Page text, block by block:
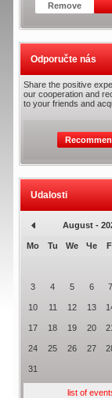
Remove
Odporučte nás
Share the positive
our cooperation and
to your friends and
Udalosti
August -
Mo Tu We Че
3 4 5 6 7
10 11 12 13
17 18 19 20
24 25 26 27
31
list of